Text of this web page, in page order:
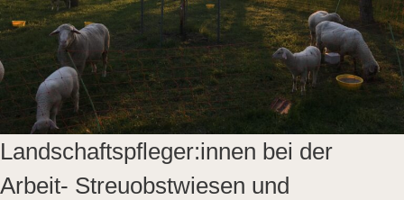
Landschaftspfleger:innen bei der
Arbeit- Streuobstwiesen und